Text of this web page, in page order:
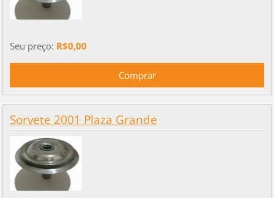
Seu preço: R$0,00
Sorvete 2001 Plaza Grande